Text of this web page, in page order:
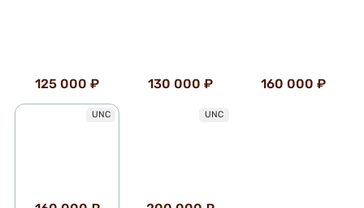
125 000 ₽ 130 000 ₽ 160 000 ₽
UNC UNC